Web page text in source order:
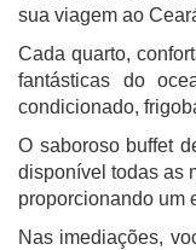
sua viagem ao
Cada quarto,
fantásticas do
condicionado,
O saboroso buffet
disponível todas as
proporcionando um
Nas imediações,